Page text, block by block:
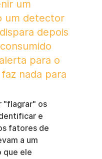
um
um detector
depois
para o
nada para
"flagrar" os
e
fatores de
a um
que ele